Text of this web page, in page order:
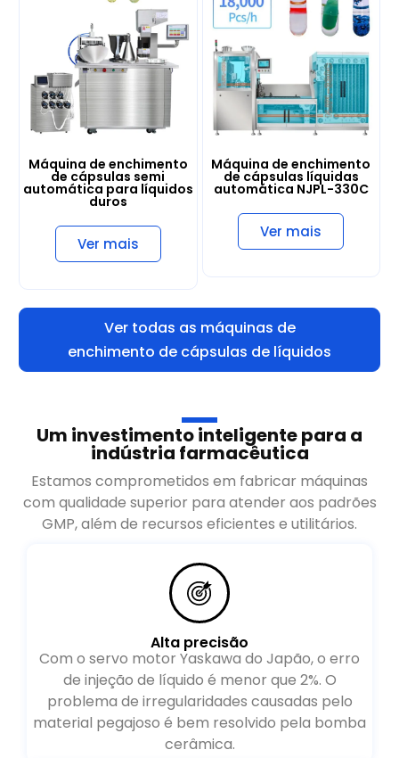
Máquina de enchimento
de cápsulas semi
automática para líquidos
duros
Ver mais
Máquina de enchimento
de cápsulas líquidas
automática NJPL-330C
Ver mais
Ver todas as máquinas de
enchimento de cápsulas de líquidos
Um investimento inteligente para a
indústria farmacêutica
Estamos comprometidos em fabricar máquinas
com qualidade superior para atender aos padrões
GMP, além de recursos eficientes e utilitários.
Alta precisão
Com o servo motor Yaskawa do Japão, o erro
de injeção de líquido é menor que 2%. O
problema de irregularidades causadas pelo
material pegajoso é bem resolvido pela bomba
cerâmica.